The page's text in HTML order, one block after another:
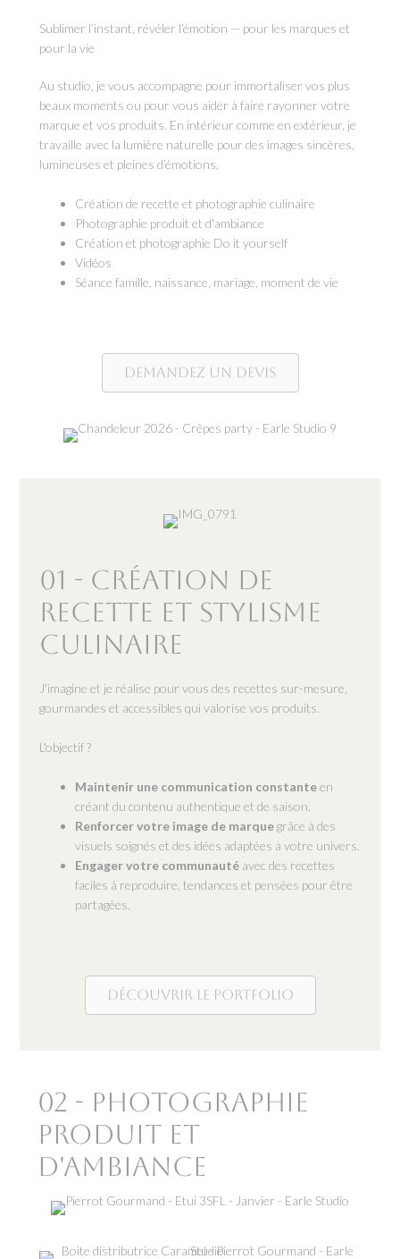
Sublimer l’instant, révéler l’émotion — pour les marques et
pour la vie
Au studio, je vous accompagne pour immortaliser vos plus
beaux moments ou pour vous aider à faire rayonner votre
marque et vos produits. En intérieur comme en extérieur, je
travaille avec la lumière naturelle pour des images sincères,
lumineuses et pleines d’émotions.
Création de recette et photographie culinaire
Photographie produit et d'ambiance
Création et photographie Do it yourself
Vidéos
Séance famille, naissance, mariage, moment de vie
Demandez un devis
01 - Création de
recette et stylisme
culinaire
J'imagine et je réalise pour vous des recettes sur-mesure,
gourmandes et accessibles qui valorise vos produits.
L'objectif ?
Maintenir une communication constanteen
créant du contenu authentique et de saison.
Renforcer votre image de marquegrâce à des
visuels soignés et des idées adaptées à votre univers.
Engager votre communauté avec des recettes
faciles à reproduire, tendances et pensées pour être
partagées.
Découvrir le portfolio
02 - Photographie
produit et
d'ambiance